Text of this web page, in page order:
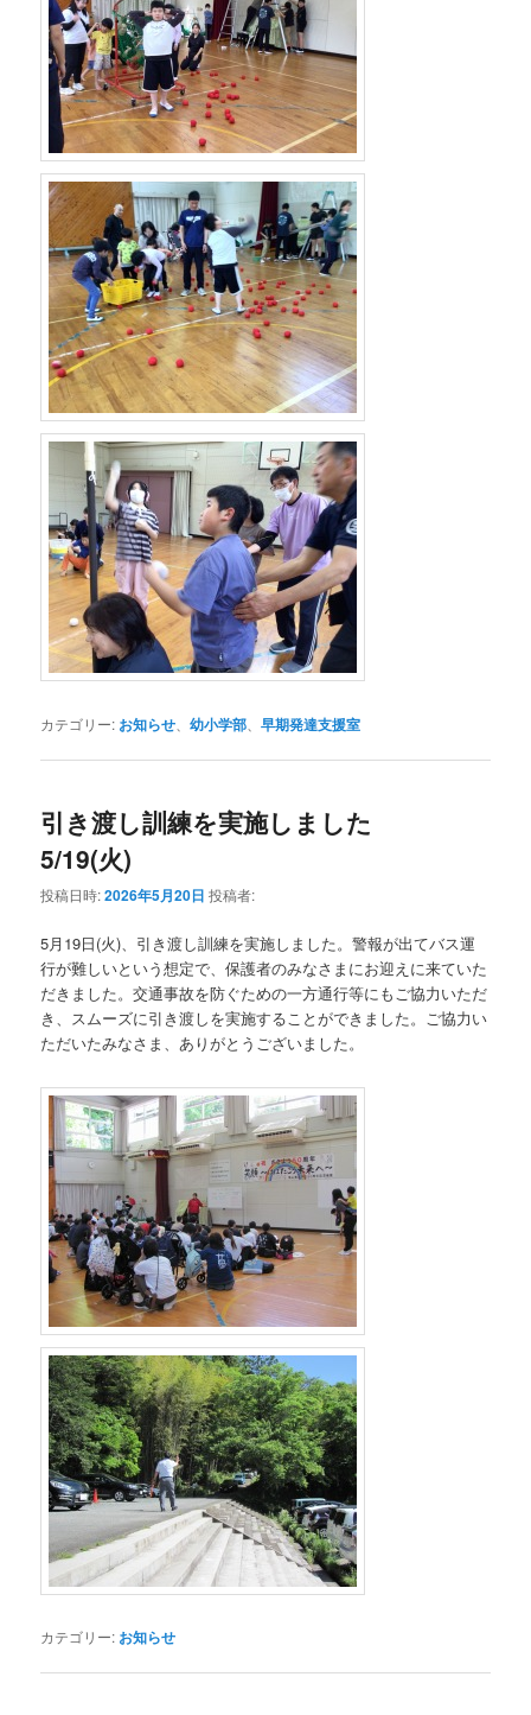
カテゴリー: お知らせ 、幼小学部 、早期発達支援室
引き渡し訓練を実施しました
5/19(火)
投稿日時:2026年5月20日 投稿者:
5月19日(火)、引き渡し訓練を実施しました。警報が出てバス運
行が難しいという想定で、保護者のみなさまにお迎えに来ていた
だきました。交通事故を防ぐための一方通行等にもご協力いただ
き、スムーズに引き渡しを実施することができました。ご協力い
ただいたみなさま、ありがとうございました。
カテゴリー: お知らせ